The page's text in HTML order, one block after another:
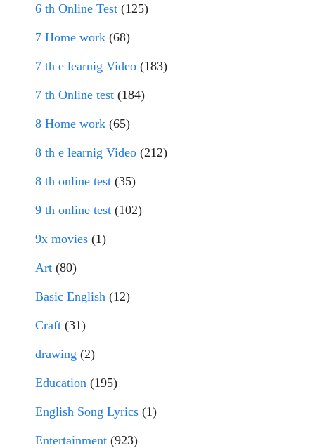
6 th Online Test (125)
7 Home work (68)
7 th e learnig Video (183)
7 th Online test (184)
8 Home work (65)
8 th e learnig Video (212)
8 th online test (35)
9 th online test (102)
9x movies (1)
Art (80)
Basic English (12)
Craft (31)
drawing (2)
Education (195)
English Song Lyrics (1)
Entertainment (923)